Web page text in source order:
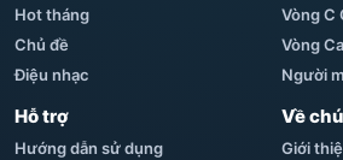
Hot tháng
Chủ đề
Điệu nhạc
Vòng C
Vòng
Người
Hỗ trợ
Hướng dẫn sử dụng
Về
Giới